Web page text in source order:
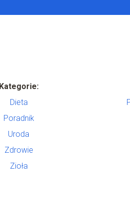
Kategorie:
Dieta
Poradnik
Uroda
Zdrowie
Zioła